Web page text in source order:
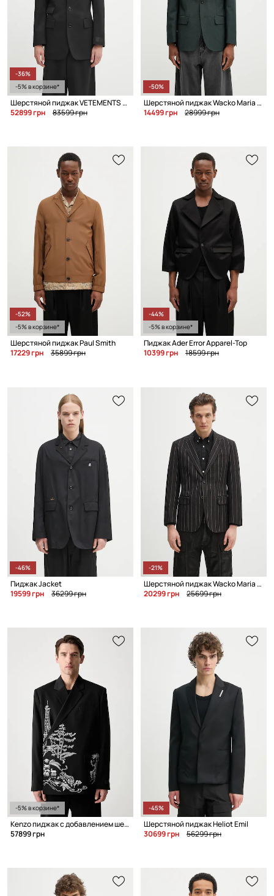
-36%
-5% в корзине*
Шерстяной пиджак VETEMENTS Fitted Zip Tailored
52899 грн
83599 грн
-50%
Шерстяной пиджак Wacko Maria Single Breasted
14499 грн
28999 грн
-52%
-5% в корзине*
Шерстяной пиджак Paul Smith
17229 грн
35899 грн
-44%
-5% в корзине*
Пиджак Ader Error Apparel-Top
10399 грн
18599 грн
-46%
Пиджак Jacket
19599 грн
36299 грн
-21%
Шерстяной пиджак Wacko Maria Single Breasted
20299 грн
25699 грн
-5% в корзине*
Kenzo пиджак с добавлением шерсти для мужчин
57899 грн
-45%
Шерстяной пиджак Heliot Emil
30699 грн
56299 грн